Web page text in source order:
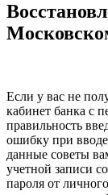
Если у вас не
кабинет банка с
правильность
ошибку при
данные советы
учетной записи
пароля от